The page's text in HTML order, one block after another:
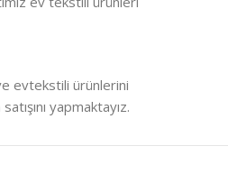
evtekstili ürünlerini
yapmaktayız.